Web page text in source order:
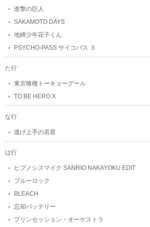
進撃の巨人
SAKAMOTO DAYS
地縛少年花子くん
PSYCHO-PASS サイコパス ３
た行
東京喰種トーキョーグール
TO BE HERO X
な行
逃げ上手の若君
は行
ヒプノシスマイク SANRIO NAKAYOKU EDIT
ブルーロック
BLEACH
忘却バッテリー
プリンセッション・オーケストラ